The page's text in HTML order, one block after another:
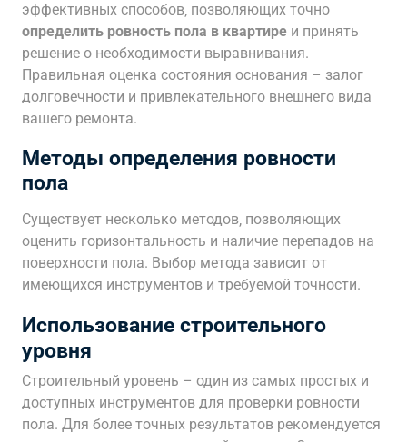
эффективных способов‚ позволяющих точно
определить ровность пола в квартире и принять
решение о необходимости выравнивания.
Правильная оценка состояния основания – залог
долговечности и привлекательного внешнего вида
вашего ремонта.
Методы определения ровности
пола
Существует несколько методов‚ позволяющих
оценить горизонтальность и наличие перепадов на
поверхности пола. Выбор метода зависит от
имеющихся инструментов и требуемой точности.
Использование строительного
уровня
Строительный уровень – один из самых простых и
доступных инструментов для проверки ровности
пола. Для более точных результатов рекомендуется